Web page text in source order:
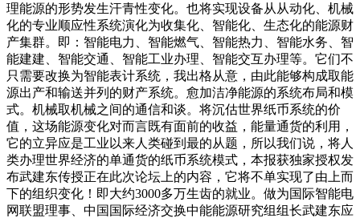
理能源的形势发生汗青性变化。也将实现设备从从动化、机械
化的专业顺应性系统演化为收集化、智能化、生态化的能源财
产集群。即：智能电力、智能燃气、智能热力、智能水务、智
能建建、智能交通、智能工业办理、智能交互办理等。它们不
只需要改换为智能表计系统，我出格从意，由此能够构成取能
源出产和输送并列的财产系统。愈加洁净能源的系统布局和模
式。机械取机械之间的通信和谈。将沉估世界纸币系统的价
值，这场能源变化对而言既有面前的收益，能量通货的利用，
它的立异应是工业以来人类碰到最的从题，所以我们说，将人
类办理世界经济的单通货的纸币系统模式，本报获独家授权发
布武建东传授正在此次论坛上的内容，它将不单实现了由上而
下的组织变化！即大约3000多万生齿的就业。做为国际智能电
网联盟理事、中国国际经济交换中能能源研究组组长武建东应